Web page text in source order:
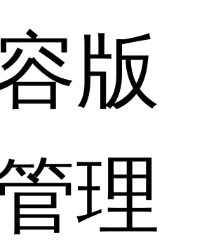
版
理